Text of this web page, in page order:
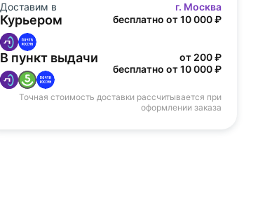
Доставим в г. Москва
Курьером бесплатно от 10 000 ₽
В пункт выдачи
от 200 ₽
бесплатно от 10 000 ₽
Точная стоимость доставки рассчитывается при
оформлении заказа